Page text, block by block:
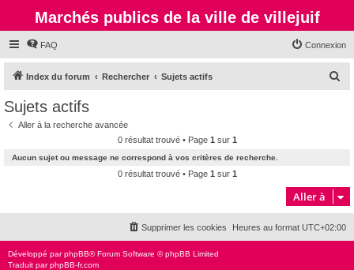
Marchés publics de la ville de villejuif
FAQ Connexion
Index du forum Rechercher Sujets actifs
c
h
e
Sujets actifs
Aller à la recherche avancée
0 résultat trouvé • Page 1 sur 1
Aucun sujet ou message ne correspond à vos critères de recherche.
0 résultat trouvé • Page 1 sur 1
Aller à
Heures au format UTC+02:00
Supprimer les cookies
Développé parphpBB® Forum Software © phpBB Limited
Traduit parphpBB-fr.com